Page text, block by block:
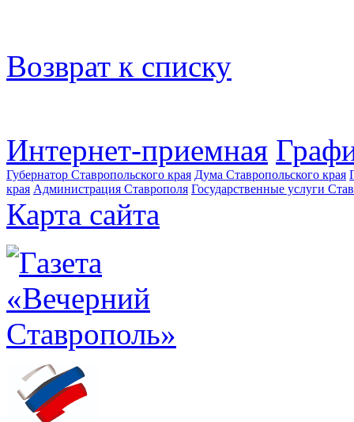
Возврат к списку
Интернет-приемная
Губернатор Ставропольского края Дума Ставропольского края
края Администрация Ставрополя Государственные услуги
Карта сайта